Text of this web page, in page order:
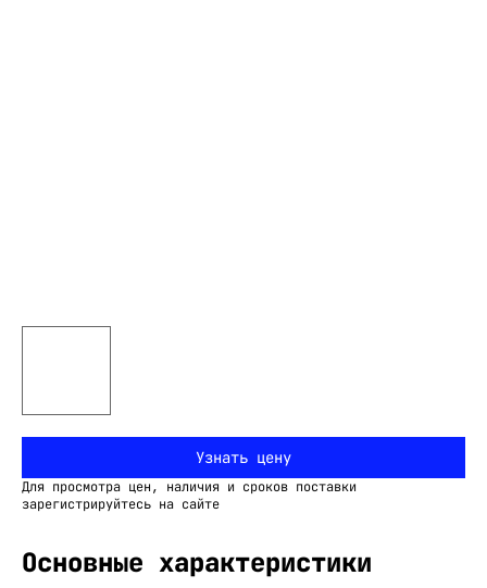
Узнать цену
Для просмотра цен, наличия и сроков поставки
зарегистрируйтесь на сайте
Основные характеристики